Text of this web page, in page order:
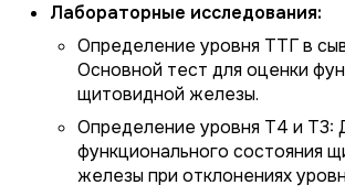
Лабораторные исследования:
Определение уровня ТТГ в
Основной тест для оценки
щитовидной железы.
Определение уровня T4 и T3:
функционального состояния
железы при отклонениях